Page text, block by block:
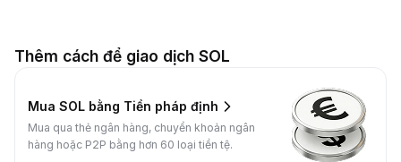
Thêm cách để giao dịch SOL
Mua SOL bằng Tiền pháp định
Mua qua thẻ ngân hàng, chuyển khoản ngân
hàng hoặc P2P bằng hơn 60 loại tiền tệ.